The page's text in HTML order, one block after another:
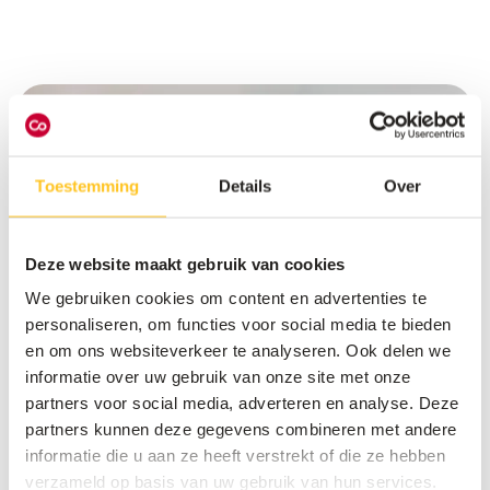
Toestemming Details Over
Deze website maakt gebruik van cookies
We gebruiken cookies om content en advertenties te
personaliseren, om functies voor social media te bieden
en om ons websiteverkeer te analyseren. Ook delen we
informatie over uw gebruik van onze site met onze
partners voor social media, adverteren en analyse. Deze
partners kunnen deze gegevens combineren met andere
informatie die u aan ze heeft verstrekt of die ze hebben
verzameld op basis van uw gebruik van hun services.
Retail & QSR